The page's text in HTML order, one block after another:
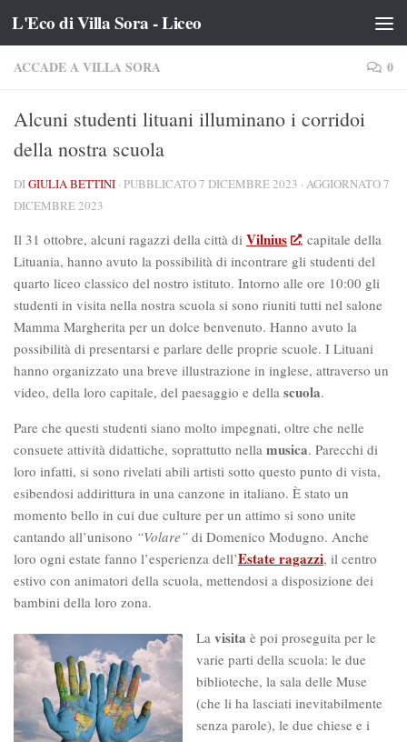
Salta al contenuto
L'Eco di Villa Sora - Liceo
ACCADE A VILLA SORA 0
Alcuni studenti lituani illuminano i corridoi
della nostra scuola
DIGIULIA BETTINI · PUBBLICATO7 DICEMBRE 2023 · AGGIORNATO7
DICEMBRE 2023
Il 31 ottobre, alcuni ragazzi della città di Vilnius
, capitale della
Lituania, hanno avuto la possibilità di incontrare gli studenti del
quarto liceo classico del nostro istituto. Intorno alle ore 10:00 gli
studenti in visita nella nostra scuola si sono riuniti tutti nel salone
Mamma Margherita per un dolce benvenuto. Hanno avuto la
possibilità di presentarsi e parlare delle proprie scuole. I Lituani
hanno organizzato una breve illustrazione in inglese, attraverso un
video, della loro capitale, del paesaggio e della scuola.
Pare che questi studenti siano molto impegnati, oltre che nelle
consuete attività didattiche, soprattutto nella musica. Parecchi di
loro infatti, si sono rivelati abili artisti sotto questo punto di vista,
esibendosi addirittura in una canzone in italiano. È stato un
momento bello in cui due culture per un attimo si sono unite
cantando all’unisono “Volare” di Domenico Modugno. Anche
loro ogni estate fanno l’esperienza dell’Estate ragazzi, il centro
estivo con animatori della scuola, mettendosi a disposizione dei
bambini della loro zona.
La visita è poi proseguita per le
varie parti della scuola: le due
biblioteche, la sala delle Muse
(che li ha lasciati inevitabilmente
senza parole), le due chiese e i